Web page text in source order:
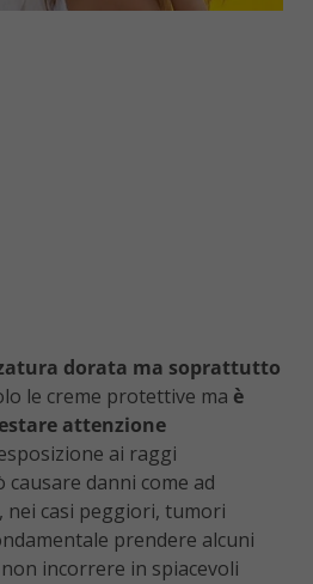
dorata ma soprattutto
le creme protettive ma è
attenzione
ai raggi
danni come ad
nei casi peggiori, tumori
prendere alcuni
incorrere in spiacevoli